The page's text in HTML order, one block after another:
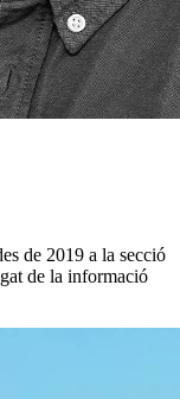
de 2019 a la secció
de la informació